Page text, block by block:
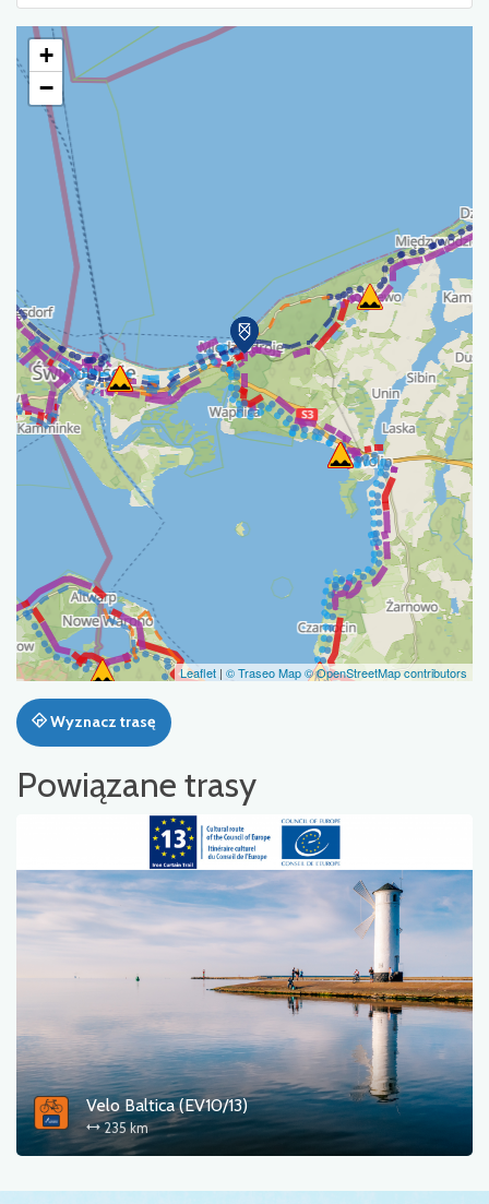
+
−
Leaflet | © Traseo Map© OpenStreetMap contributors
Wyznacz trasę
Powiązane trasy
Velo Baltica (EV10/13)
235 km